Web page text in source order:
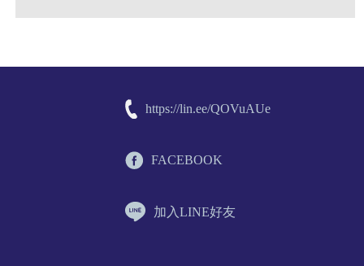
https://lin.ee/QOVuAUe
FACEBOOK
加入LINE好友